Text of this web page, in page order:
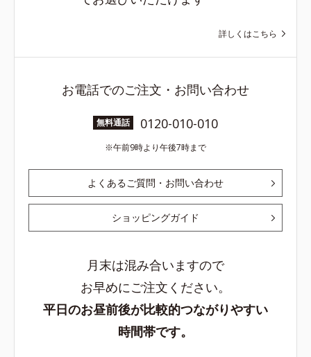
詳しくはこちら
お電話でのご注文・お問い合わせ
無料通話 0120-010-010
午前9時より午後7時まで
よくあるご質問・お問い合わせ
ショッピングガイド
月末は混み合いますので
お早めにご注文ください。
平日のお昼前後が比較的つながりやすい
時間帯です。